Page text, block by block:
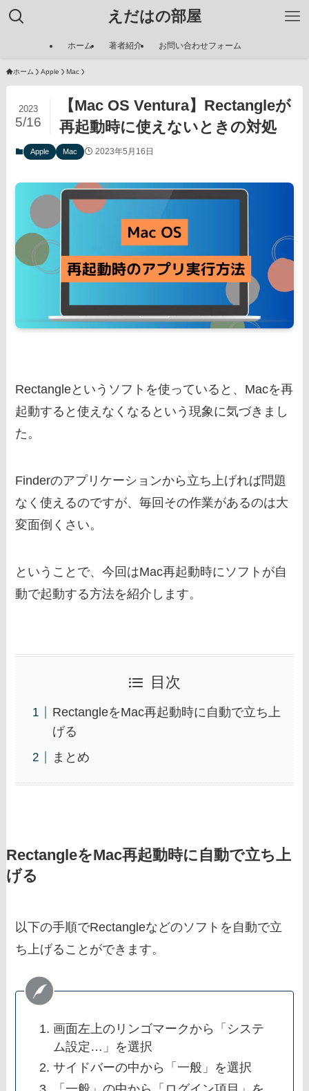
えだはの部屋
ホーム 著者紹介 お問い合わせフォーム
ホーム Apple Mac
【Mac OS Ventura】Rectangleが
再起動時に使えないときの対処
2023
5/16
Apple Mac 2023年5月16日
Rectangleというソフトを使っていると、Macを再
起動すると使えなくなるという現象に気づきまし
た。
Finderのアプリケーションから立ち上げれば問題
なく使えるのですが、毎回その作業があるのは大
変面倒くさい。
ということで、今回はMac再起動時にソフトが自
動で起動する方法を紹介します。
目次
RectangleをMac再起動時に自動で立ち上
げる
まとめ
RectangleをMac再起動時に自動で立ち上
げる
以下の手順でRectangleなどのソフトを自動で立
ち上げることができます。
画面左上のリンゴマークから「システ
ム設定…」を選択
サイドバーの中から「一般」を選択